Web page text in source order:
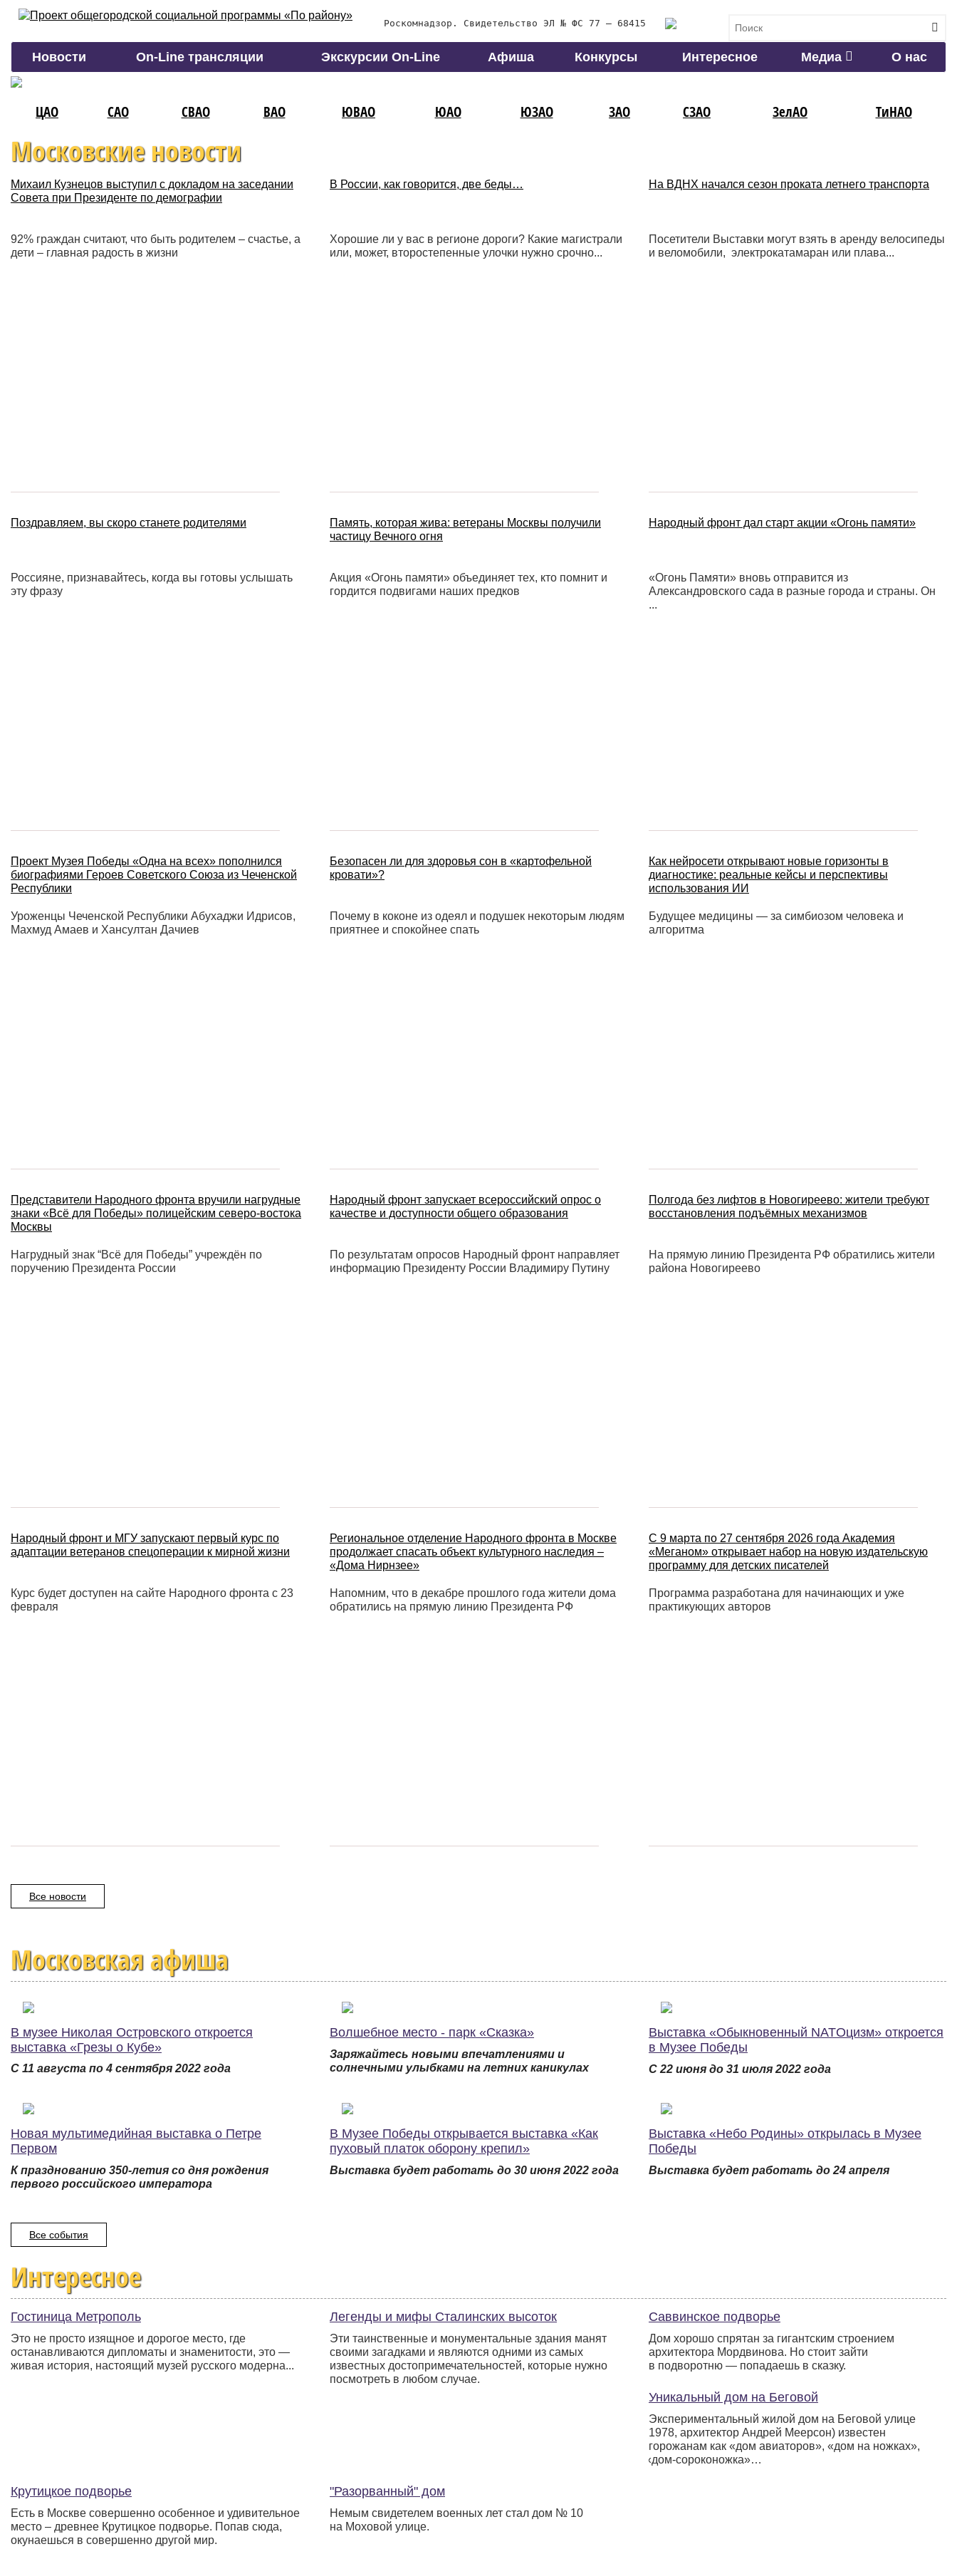
Роскомнадзор. Свидетельство ЭЛ № ФС 77 – 68415
Новости On-Line трансляции Экскурсии On-Line Афиша Конкурсы Интересное Медиа О нас
ЦАО САО СВАО ВАО ЮВАО ЮАО ЮЗАО ЗАО СЗАО ЗелАО ТиНАО
Московские новости
Михаил Кузнецов выступил с докладом на заседании
Совета при Президенте по демографии
92% граждан считают, что быть родителем – счастье, а
дети – главная радость в жизни
В России, как говорится, две беды…
Хорошие ли у вас в регионе дороги? Какие магистрали
или, может, второстепенные улочки нужно срочно...
На ВДНХ начался сезон проката летнего транспорта
Посетители Выставки могут взять в аренду велосипеды
и веломобили, электрокатамаран или плава...
Поздравляем, вы скоро станете родителями
Россияне, признавайтесь, когда вы готовы услышать
эту фразу
Память, которая жива: ветераны Москвы получили
частицу Вечного огня
Акция «Огонь памяти» объединяет тех, кто помнит и
гордится подвигами наших предков
Народный фронт дал старт акции «Огонь памяти»
«Огонь Памяти» вновь отправится из
Александровского сада в разные города и страны. Он
...
Проект Музея Победы «Одна на всех» пополнился
биографиями Героев Советского Союза из Чеченской
Республики
Уроженцы Чеченской Республики Абухаджи Идрисов,
Махмуд Амаев и Хансултан Дачиев
Безопасен ли для здоровья сон в «картофельной
кровати»?
Почему в коконе из одеял и подушек некоторым людям
приятнее и спокойнее спать
Как нейросети открывают новые горизонты в
диагностике: реальные кейсы и перспективы
использования ИИ
Будущее медицины — за симбиозом человека и
алгоритма
Представители Народного фронта вручили нагрудные
знаки «Всё для Победы» полицейским северо-востока
Москвы
Нагрудный знак “Всё для Победы” учреждён по
поручению Президента России
Народный фронт запускает всероссийский опрос о
качестве и доступности общего образования
По результатам опросов Народный фронт направляет
информацию Президенту России Владимиру Путину
Полгода без лифтов в Новогиреево: жители требуют
восстановления подъёмных механизмов
На прямую линию Президента РФ обратились жители
района Новогиреево
Народный фронт и МГУ запускают первый курс по
адаптации ветеранов спецоперации к мирной жизни
Курс будет доступен на сайте Народного фронта с 23
февраля
Региональное отделение Народного фронта в Москве
продолжает спасать объект культурного наследия –
«Дома Нирнзее»
Напомним, что в декабре прошлого года жители дома
обратились на прямую линию Президента РФ
С 9 марта по 27 сентября 2026 года Академия
«Меганом» открывает набор на новую издательскую
программу для детских писателей
Программа разработана для начинающих и уже
практикующих авторов
Все новости
Московская афиша
В музее Николая Островского откроется
выставка «Грезы о Кубе»
С 11 августа по 4 сентября 2022 года
Волшебное место - парк «Сказка»
Заряжайтесь новыми впечатлениями и
солнечными улыбками на летних каникулах
Выставка «Обыкновенный NATOцизм» откроется
в Музее Победы
С 22 июня до 31 июля 2022 года
Новая мультимедийная выставка о Петре
Первом
К празднованию 350-летия со дня рождения
первого российского императора
В Музее Победы открывается выставка «Как
пуховый платок оборону крепил»
Выставка будет работать до 30 июня 2022 года
Выставка «Небо Родины» открылась в Музее
Победы
Выставка будет работать до 24 апреля
Все события
Интересное
Гостиница Метрополь
Это не просто изящное и дорогое место, где
останавливаются дипломаты и знаменитости, это —
живая история, настоящий музей русского модерна...
Легенды и мифы Сталинских высоток
Эти таинственные и монументальные здания манят
своими загадками и являются одними из самых
известных достопримечательностей, которые нужно
посмотреть в любом случае.
Саввинское подворье
Дом хорошо спрятан за гигантским строением
архитектора Мордвинова. Но стоит зайти
в подворотню — попадаешь в сказку.
Уникальный дом на Беговой
Экспериментальный жилой дом на Беговой улице
(1978, архитектор Андрей Меерсон) известен
горожанам как «дом авиаторов», «дом на ножках»,
«дом-сороконожка»…
Крутицкое подворье
Есть в Москве совершенно особенное и удивительное
место – древнее Крутицкое подворье. Попав сюда,
окунаешься в совершенно другой мир.
"Разорванный" дом
Немым свидетелем военных лет стал дом № 10
на Моховой улице.